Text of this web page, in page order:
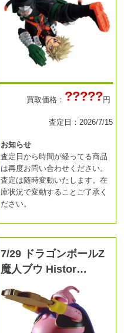
買取価格： ?????円
査定日：2026/7/15
お知らせ
査定日から時間が経ってる商品
は再度お問い合わせください。
査定は随時変動いたします。在
庫状況で変動することご了承く
ださい。
7/29 ドラゴンボールZ
魔人ブウ Histor…